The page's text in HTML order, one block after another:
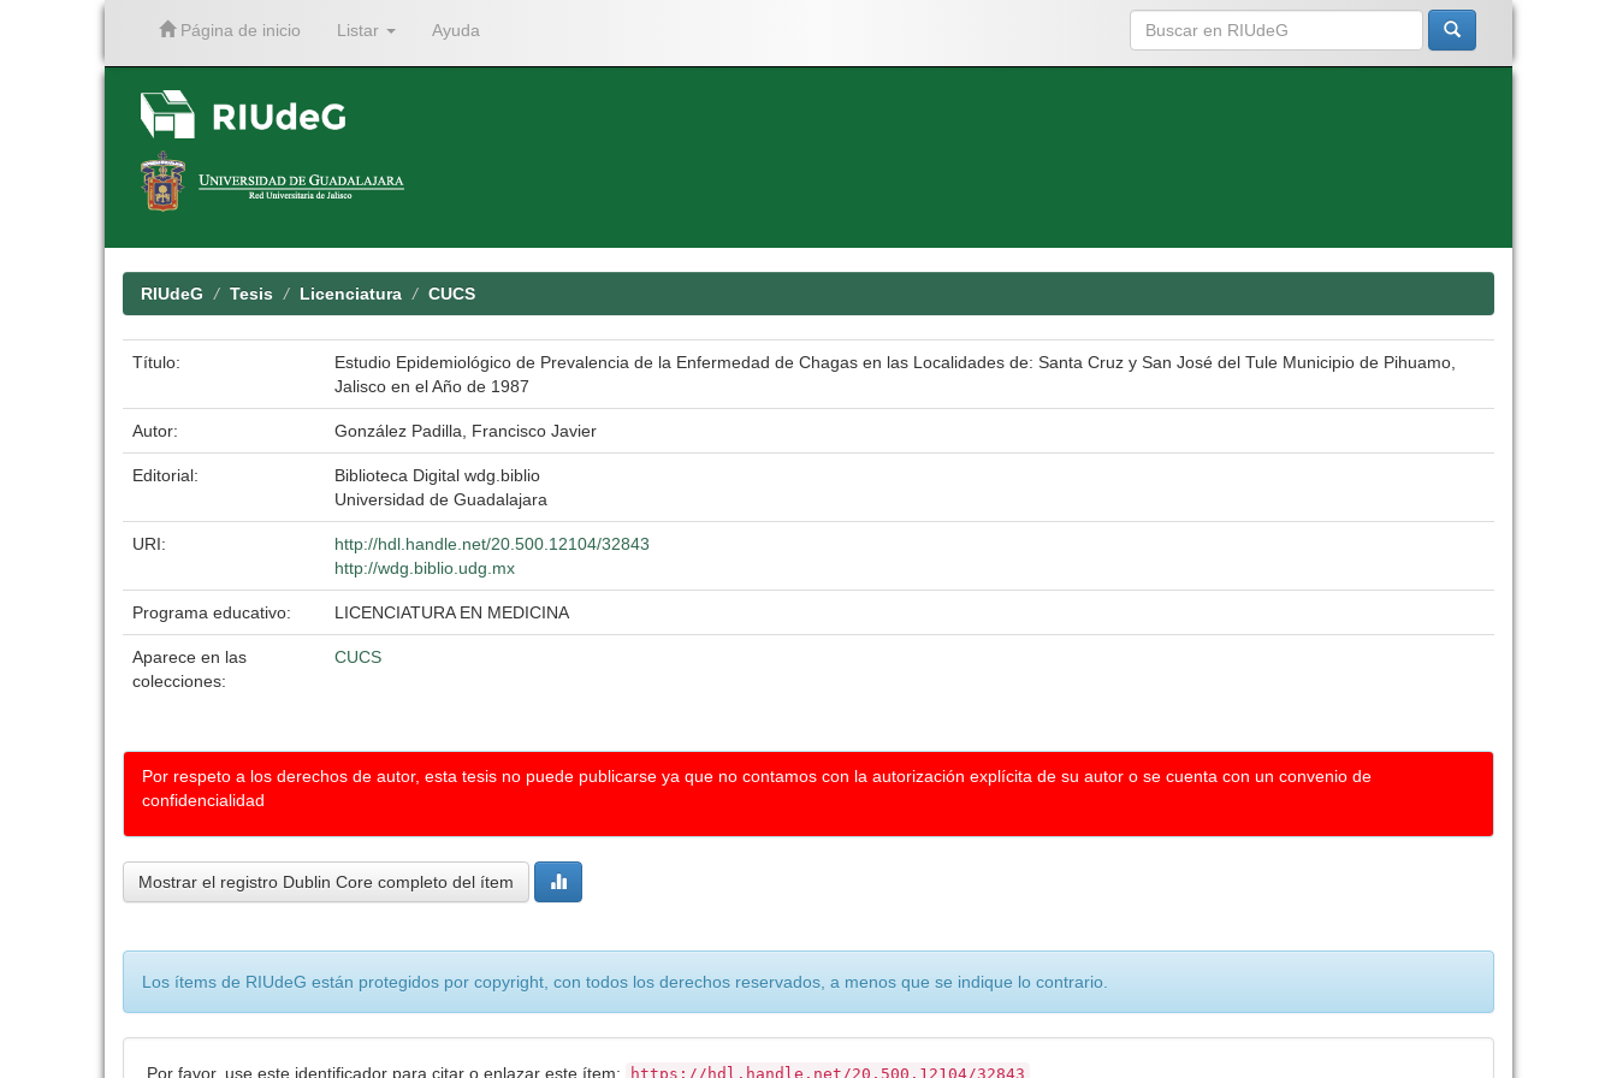
Página de inicio Listar Ayuda
RIUdeG Tesis Licenciatura CUCS
Título:
Estudio Epidemiológico de Prevalencia de la Enfermedad de Chagas en las Localidades de: Santa Cruz y San José del Tule Municipio de Pihuamo,
Jalisco en el Año de 1987
Autor: González Padilla, Francisco Javier
Editorial:
Biblioteca Digital wdg.biblio
Universidad de Guadalajara
URI:
http://hdl.handle.net/20.500.12104/32843
http://wdg.biblio.udg.mx
Programa educativo: LICENCIATURA EN MEDICINA
Aparece en las
colecciones:
CUCS
Por respeto a los derechos de autor, esta tesis no puede publicarse ya que no contamos con la autorización explícita de su autor o se cuenta con un convenio de
confidencialidad
Mostrar el registro Dublin Core completo del ítem
Los ítems de RIUdeG están protegidos por copyright, con todos los derechos reservados, a menos que se indique lo contrario.
Por favor, use este identificador para citar o enlazar este ítem: https://hdl.handle.net/20.500.12104/32843